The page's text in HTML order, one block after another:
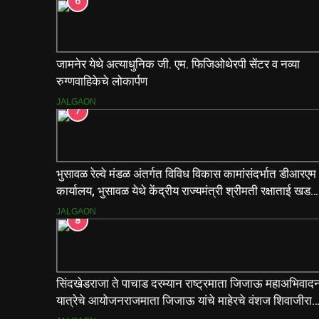
जामनेर येथे अत्याधुनिक जी. एम. फिजिओथेरपी सेंटर व नव्या
रुग्णवाहिकेचे लोकार्पण
JALGAON
7
भुसावळ रेल्वे मंडळ अंतर्गत विविध विकास कामांसंदर्भात डीआरएम
कार्यालय, भुसावळ येथे केंद्रीय राज्यमंत्री श्रीमती रक्षाताई खडसे
यांनी आढावा बैठक घेतली…
JALGAON
8
सिंदखेडराजा ते पाचाड दरम्यान राष्ट्रमाता जिजाऊ
यात्रेचे आयोजनराजमाता जिजाऊ यांचे माहेरचे वंशज शिवाजीराजे